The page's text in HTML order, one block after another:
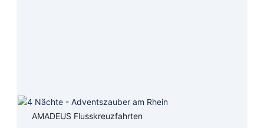
Kanaren
HX Expeditions
AMADEUS Flusskreuzfahrten